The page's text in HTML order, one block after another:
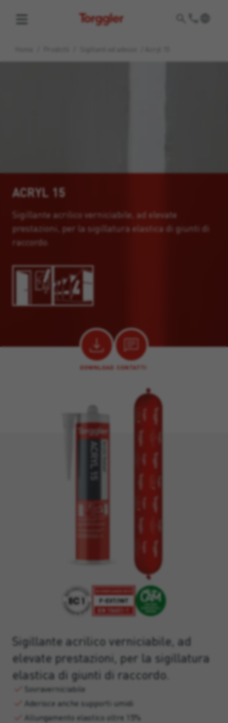
Torggler
ACRYL 15
Sigillante acrilico verniciabile, ad elevate
prestazioni, per la sigillatura elastica di giunti di
raccordo.
DOWNLOAD CONTATTI
Sigillante acrilico verniciabile, ad
elevate prestazioni, per la sigillatura
elastica di giunti di raccordo.
Sovraverniciabile
Aderisce anche supporti umidi
Allungamento elastico oltre 15%